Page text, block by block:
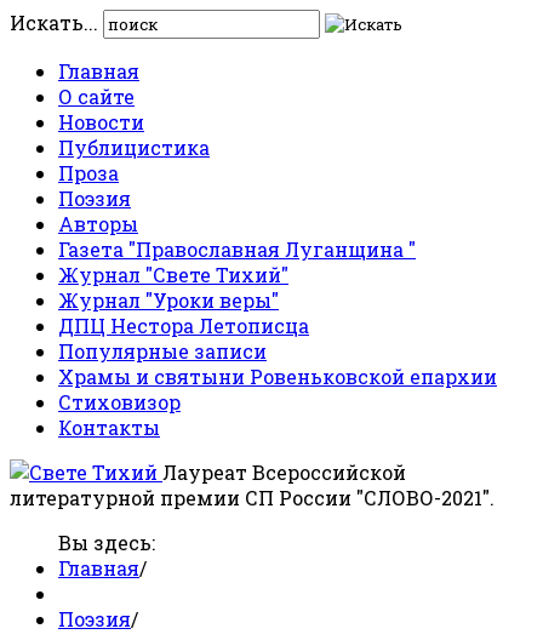
Искать...
Главная
О сайте
Новости
Публицистика
Проза
Поэзия
Авторы
Газета "Православная Луганщина "
Журнал "Свете Тихий"
Журнал "Уроки веры"
ДПЦ Нестора Летописца
Популярные записи
Храмы и святыни Ровеньковской епархии
Стиховизор
Контакты
Лауреат Всероссийской
литературной премии СП России "СЛОВО-2021".
Вы здесь:
Главная/
Поэзия/